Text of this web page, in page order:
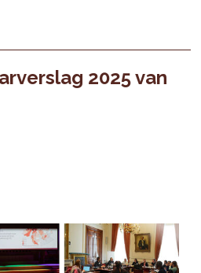
2025 van